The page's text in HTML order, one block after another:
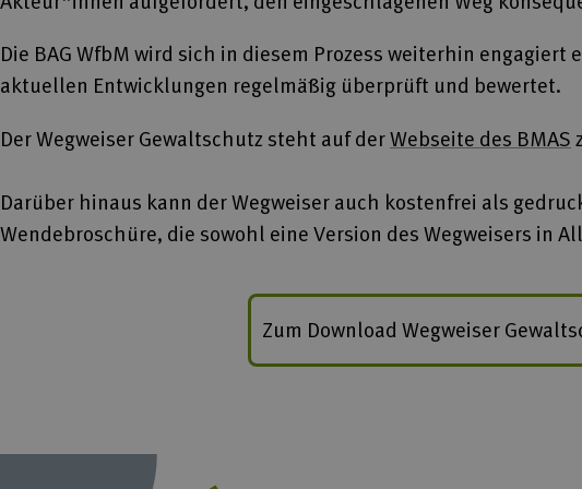
Die BAG WfbM wird sich in diesem Prozess weiterhin
aktuellen Entwicklungen regelmäßig überprüft und bewertet.
Der Wegweiser Gewaltschutz steht auf derWebseite des BMAS
Darüber hinaus kann der Wegweiser auch kostenfrei als
Wendebroschüre, die sowohl eine Version des Wegweisers in
Zum Download Wegweiser